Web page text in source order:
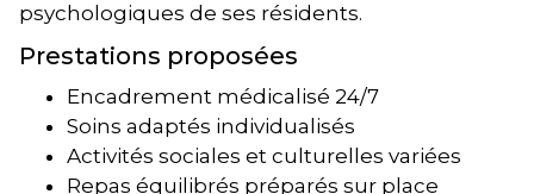
psychologiques de ses résidents.
Prestations proposées
Encadrement médicalisé 24/7
Soins adaptés individualisés
Activités sociales et culturelles variées
Repas équilibrés préparés sur place